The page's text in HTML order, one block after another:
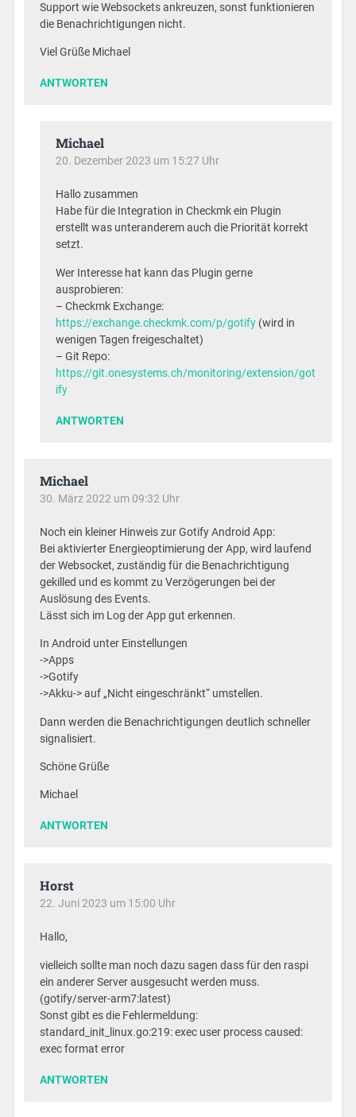
Support wie Websockets ankreuzen, sonst funktionieren
die Benachrichtigungen nicht.
Viel Grüße Michael
ANTWORTEN
Michael
20. Dezember 2023 um 15:27 Uhr
Hallo zusammen
Habe für die Integration in Checkmk ein Plugin
erstellt was unteranderem auch die Priorität korrekt
setzt.
Wer Interesse hat kann das Plugin gerne
ausprobieren:
– Checkmk Exchange:
https://exchange.checkmk.com/p/gotify(wird in
wenigen Tagen freigeschaltet)
– Git Repo:
https://git.onesystems.ch/monitoring/extension/got
ify
ANTWORTEN
Michael
30. März 2022 um 09:32 Uhr
Noch ein kleiner Hinweis zur Gotify Android App:
Bei aktivierter Energieoptimierung der App, wird laufend
der Websocket, zuständig für die Benachrichtigung
gekilled und es kommt zu Verzögerungen bei der
Auslösung des Events.
Lässt sich im Log der App gut erkennen.
In Android unter Einstellungen
->Apps
->Gotify
->Akku-> auf „Nicht eingeschränkt“ umstellen.
Dann werden die Benachrichtigungen deutlich schneller
signalisiert.
Schöne Grüße
Michael
ANTWORTEN
Horst
22. Juni 2023 um 15:00 Uhr
Hallo,
vielleich sollte man noch dazu sagen dass für den raspi
ein anderer Server ausgesucht werden muss.
(gotify/server-arm7:latest)
Sonst gibt es die Fehlermeldung:
standard_init_linux.go:219: exec user process caused:
exec format error
ANTWORTEN